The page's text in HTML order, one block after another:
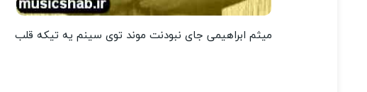
میثم ابراهیمی جای نبودنت موند توی سینم یه تیکه قلب